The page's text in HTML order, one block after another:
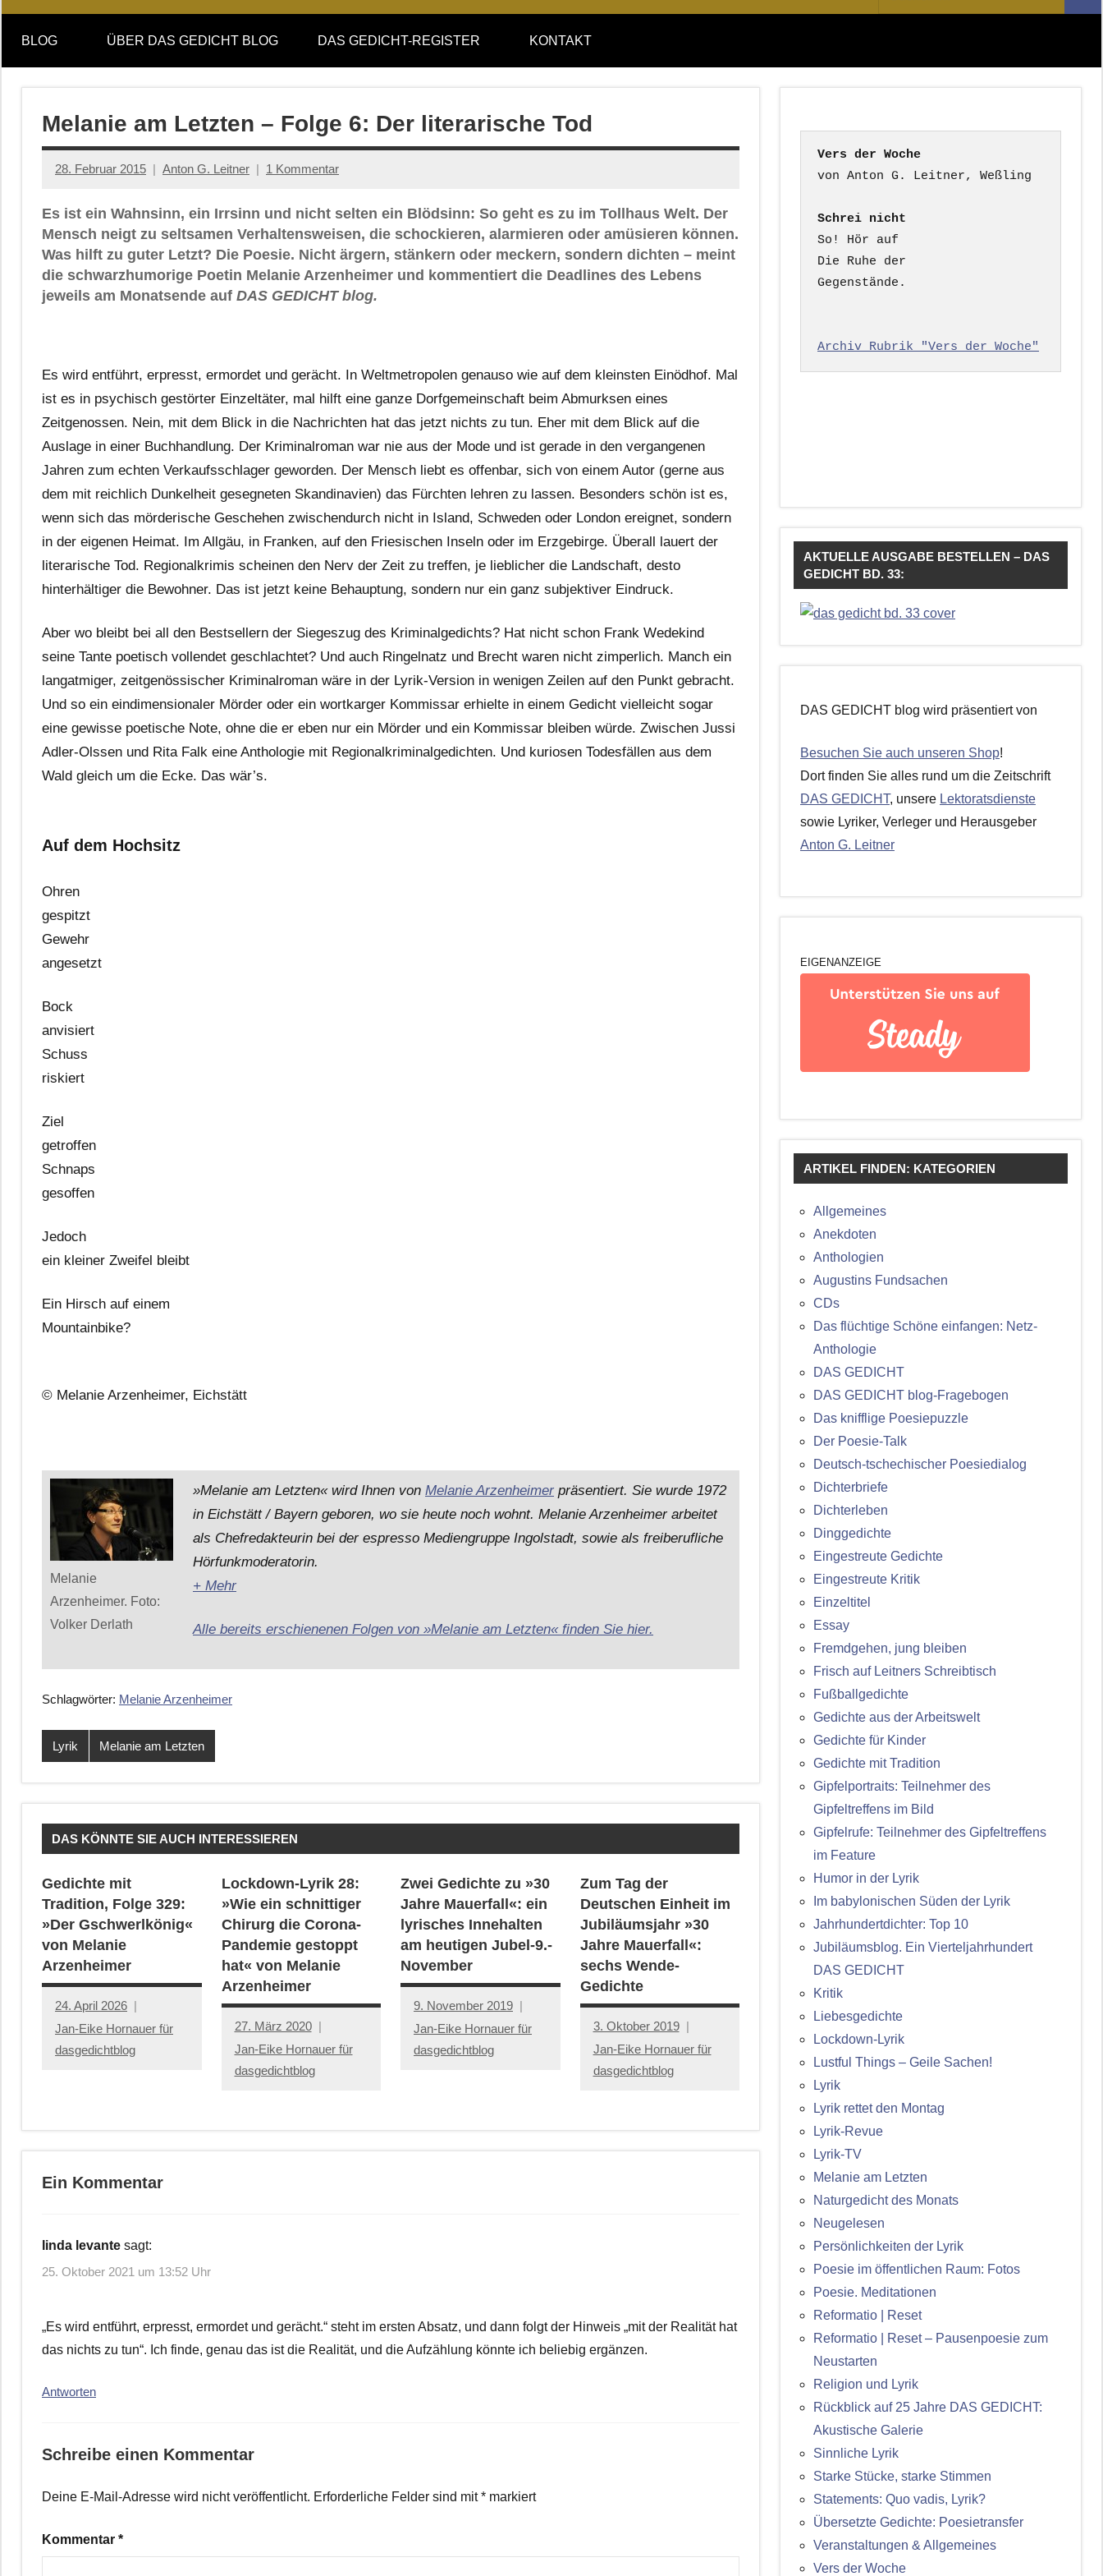
DAS
GEDICHT
blog
DAS
GEDICHT.
Zeitschrift
nach:
BLOG ÜBER DAS GEDICHT BLOG DAS GEDICHT-REGISTER KONTAKT
Melanie am Letzten – Folge 6: Der literarische Tod
28. Februar 2015 Anton G. Leitner 1 Kommentar
Es ist ein Wahnsinn, ein Irrsinn und nicht selten ein Blödsinn: So geht es zu im Tollhaus Welt. Der
Mensch neigt zu seltsamen Verhaltensweisen, die schockieren, alarmieren oder amüsieren können.
Was hilft zu guter Letzt? Die Poesie. Nicht ärgern, stänkern oder meckern, sondern dichten – meint
die schwarzhumorige Poetin Melanie Arzenheimer und kommentiert die Deadlines des Lebens
jeweils am Monatsende auf DAS GEDICHT blog.
Es wird entführt, erpresst, ermordet und gerächt. In Weltmetropolen genauso wie auf dem kleinsten Einödhof. Mal
ist es in psychisch gestörter Einzeltäter, mal hilft eine ganze Dorfgemeinschaft beim Abmurksen eines
Zeitgenossen. Nein, mit dem Blick in die Nachrichten hat das jetzt nichts zu tun. Eher mit dem Blick auf die
Auslage in einer Buchhandlung. Der Kriminalroman war nie aus der Mode und ist gerade in den vergangenen
Jahren zum echten Verkaufsschlager geworden. Der Mensch liebt es offenbar, sich von einem Autor (gerne aus
dem mit reichlich Dunkelheit gesegneten Skandinavien) das Fürchten lehren zu lassen. Besonders schön ist es,
wenn sich das mörderische Geschehen zwischendurch nicht in Island, Schweden oder London ereignet, sondern
in der eigenen Heimat. Im Allgäu, in Franken, auf den Friesischen Inseln oder im Erzgebirge. Überall lauert der
literarische Tod. Regionalkrimis scheinen den Nerv der Zeit zu treffen, je lieblicher die Landschaft, desto
hinterhältiger die Bewohner. Das ist jetzt keine Behauptung, sondern nur ein ganz subjektiver Eindruck.
Aber wo bleibt bei all den Bestsellern der Siegeszug des Kriminalgedichts? Hat nicht schon Frank Wedekind
seine Tante poetisch vollendet geschlachtet? Und auch Ringelnatz und Brecht waren nicht zimperlich. Manch ein
langatmiger, zeitgenössischer Kriminalroman wäre in der Lyrik-Version in wenigen Zeilen auf den Punkt gebracht.
Und so ein eindimensionaler Mörder oder ein wortkarger Kommissar erhielte in einem Gedicht vielleicht sogar
eine gewisse poetische Note, ohne die er eben nur ein Mörder und ein Kommissar bleiben würde. Zwischen Jussi
Adler-Olssen und Rita Falk eine Anthologie mit Regionalkriminalgedichten. Und kuriosen Todesfällen aus dem
Wald gleich um die Ecke. Das wär’s.
Auf dem Hochsitz
Ohren
gespitzt
Gewehr
angesetzt
Bock
anvisiert
Schuss
riskiert
Ziel
getroffen
Schnaps
gesoffen
Jedoch
ein kleiner Zweifel bleibt
Ein Hirsch auf einem
Mountainbike?
© Melanie Arzenheimer, Eichstätt
Melanie
Arzenheimer. Foto:
Volker Derlath
»Melanie am Letzten« wird Ihnen von Melanie Arzenheimer präsentiert. Sie wurde 1972
in Eichstätt / Bayern geboren, wo sie heute noch wohnt. Melanie Arzenheimer arbeitet
als Chefredakteurin bei der espresso Mediengruppe Ingolstadt, sowie als freiberufliche
Hörfunkmoderatorin.
+ Mehr
Alle bereits erschienenen Folgen von »Melanie am Letzten« finden Sie hier.
Schlagwörter: Melanie Arzenheimer
Lyrik Melanie am Letzten
DAS KÖNNTE SIE AUCH INTERESSIEREN
Gedichte mit
Tradition, Folge 329:
»Der Gschwerlkönig«
von Melanie
Arzenheimer
24. April 2026
Jan-Eike Hornauer für
dasgedichtblog
Lockdown-Lyrik 28:
»Wie ein schnittiger
Chirurg die Corona-
Pandemie gestoppt
hat« von Melanie
Arzenheimer
27. März 2020
Jan-Eike Hornauer für
dasgedichtblog
Zwei Gedichte zu »30
Jahre Mauerfall«: ein
lyrisches Innehalten
am heutigen Jubel-9.-
November
9. November 2019
Jan-Eike Hornauer für
dasgedichtblog
Zum Tag der
Deutschen Einheit im
Jubiläumsjahr »30
Jahre Mauerfall«:
sechs Wende-
Gedichte
3. Oktober 2019
Jan-Eike Hornauer für
dasgedichtblog
Ein Kommentar
linda levante sagt:
25. Oktober 2021 um 13:52 Uhr
„Es wird entführt, erpresst, ermordet und gerächt.“ steht im ersten Absatz, und dann folgt der Hinweis „mit der Realität hat
das nichts zu tun“. Ich finde, genau das ist die Realität, und die Aufzählung könnte ich beliebig ergänzen.
Antworten
Schreibe einen Kommentar
Deine E-Mail-Adresse wird nicht veröffentlicht. Erforderliche Felder sind mit* markiert
Kommentar *
Vers der Woche
Schrei nicht
So! Hör auf
Die Ruhe der
Gegenstände.
Archiv Rubrik "Vers der Woche"
AKTUELLE AUSGABE BESTELLEN – DAS
GEDICHT BD. 33:
DAS GEDICHT blog wird präsentiert von
Besuchen Sie auch unseren Shop!
Dort finden Sie alles rund um die Zeitschrift
DAS GEDICHT, unsere Lektoratsdienste
sowie Lyriker, Verleger und Herausgeber
Anton G. Leitner
EIGENANZEIGE
ARTIKEL FINDEN: KATEGORIEN
Allgemeines
Anekdoten
Anthologien
Augustins Fundsachen
CDs
Das flüchtige Schöne einfangen: Netz-
Anthologie
DAS GEDICHT
DAS GEDICHT blog-Fragebogen
Das knifflige Poesiepuzzle
Der Poesie-Talk
Deutsch-tschechischer Poesiedialog
Dichterbriefe
Dichterleben
Dinggedichte
Eingestreute Gedichte
Eingestreute Kritik
Einzeltitel
Essay
Fremdgehen, jung bleiben
Frisch auf Leitners Schreibtisch
Fußballgedichte
Gedichte aus der Arbeitswelt
Gedichte für Kinder
Gedichte mit Tradition
Gipfelportraits: Teilnehmer des
Gipfeltreffens im Bild
Gipfelrufe: Teilnehmer des Gipfeltreffens
im Feature
Humor in der Lyrik
Im babylonischen Süden der Lyrik
Jahrhundertdichter: Top 10
Jubiläumsblog. Ein Vierteljahrhundert
DAS GEDICHT
Kritik
Liebesgedichte
Lockdown-Lyrik
Lustful Things – Geile Sachen!
Lyrik
Lyrik rettet den Montag
Lyrik-Revue
Lyrik-TV
Melanie am Letzten
Naturgedicht des Monats
Neugelesen
Persönlichkeiten der Lyrik
Poesie im öffentlichen Raum: Fotos
Poesie. Meditationen
Reformatio | Reset
Reformatio | Reset – Pausenpoesie zum
Neustarten
Religion und Lyrik
Rückblick auf 25 Jahre DAS GEDICHT:
Akustische Galerie
Sinnliche Lyrik
Starke Stücke, starke Stimmen
Statements: Quo vadis, Lyrik?
Übersetzte Gedichte: Poesietransfer
Veranstaltungen & Allgemeines
Vers der Woche